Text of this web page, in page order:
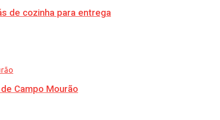
de cozinha para entrega
Campo Mourão